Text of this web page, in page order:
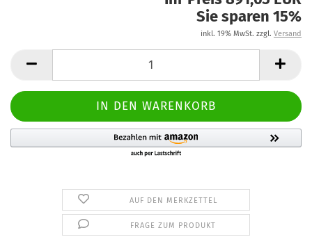
Sie sparen 15%
inkl. 19% MwSt. zzgl. Versand
AUF DEN MERKZETTEL
FRAGE ZUM PRODUKT